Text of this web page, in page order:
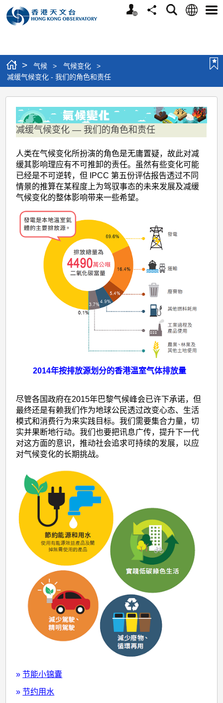
个
分
搜
语
选
> 气候 > 气候变化
>
减缓气候变化 - 我们的角色和责任
减
缓
气
候
变
化
我
减缓气候变化 ― 我们的角色和责任
人类在气候变化所扮演的角色是无庸置疑，故此对减
缓其影响理应有不可推卸的责任。虽然有些变化可能
已经是不可逆转，但 IPCC 第五份评估报告透过不同
情景的推算在某程度上为驾驭事态的未来发展及减缓
气候变化的整体影响带来一些希望。
2014年按排放源划分的香港温室气体排放量
尽管各国政府在2015年巴黎气候峰会已许下承诺，但
最终还是有赖我们作为地球公民透过改变心态、生活
模式和消费行为来实践目标。我们需要集合力量，切
实并果断地行动。我们也要把讯息广传，提升下一代
对这方面的意识，推动社会追求可持续的发展，以应
对气候变化的长期挑战。
» 节能小锦囊
» 节约用水